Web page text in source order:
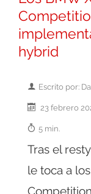
hybrid
Escrito por:
23 febrero
5 min.
Tras el
le toca a